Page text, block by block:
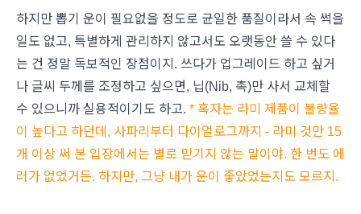
하지만 뽑기 운이 필요없을 정도로 균일한 품질이라서 속 썩을
일도 없고, 특별하게 관리하지 않고서도 오랫동안 쓸 수 있다
는 건 정말 독보적인 장점이지. 쓰다가 업그레이드 하고 싶거
나 글씨 두께를 조정하고 싶으면, 닙(Nib, 촉)만 사서 교체할
수 있으니까 실용적이기도 하고. * 혹자는 라미 제품이 불량율
이 높다고 하던데, 사파리부터 다이얼로그까지 - 라미 것만 15
개 이상 써 본 입장에서는 별로 믿기지 않는 말이야. 한 번도 에
러가 없었거든. 하지만, 그냥 내가 운이 좋았었는지도 모르지.